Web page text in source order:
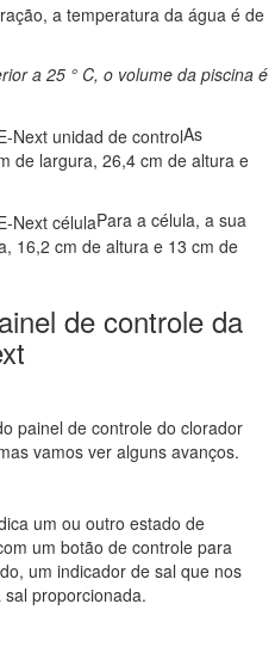
a temperatura da água é de
a 25 ° C, o volume da piscina é
As
de largura, 26,4 cm de altura e
Para a célula, a sua
16,2 cm de altura e 13 cm de
de controle da
painel de controle do clorador
vamos ver alguns avanços.
um ou outro estado de
um botão de controle para
um indicador de sal que nos
proporcionada.